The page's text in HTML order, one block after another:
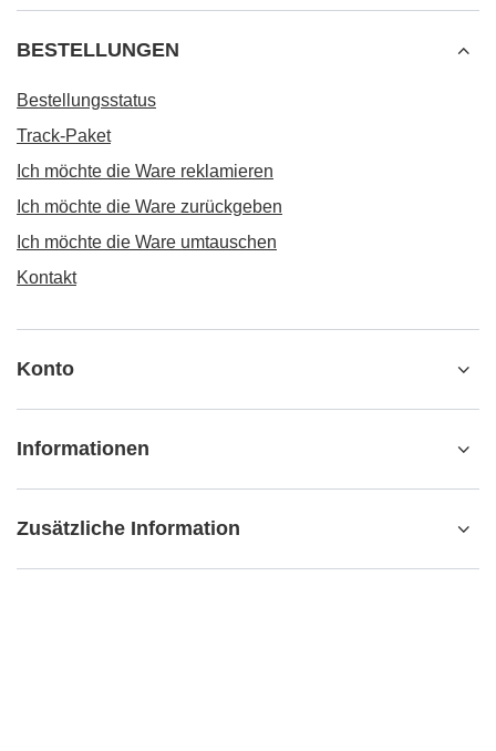
BESTELLUNGEN
Bestellungsstatus
Track-Paket
Ich möchte die Ware reklamieren
Ich möchte die Ware zurückgeben
Ich möchte die Ware umtauschen
Kontakt
Konto
Informationen
Zusätzliche Information